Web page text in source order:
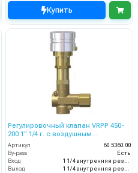
Купить
Регулировочный клапан VRPP 450-
200 1'' 1/4 г. c воздушным
управлением 450 л/мин 220 бар
Артикул
60.5360.00
By-pass
Есть
Вход
1 1/4 внутренняя резьба
Выход
1 1/4 внутренняя резьба